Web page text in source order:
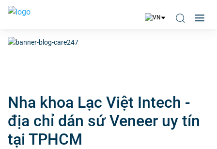
Nha khoa Lạc Việt Intech -
địa chỉ dán sứ Veneer uy tín
tại TPHCM